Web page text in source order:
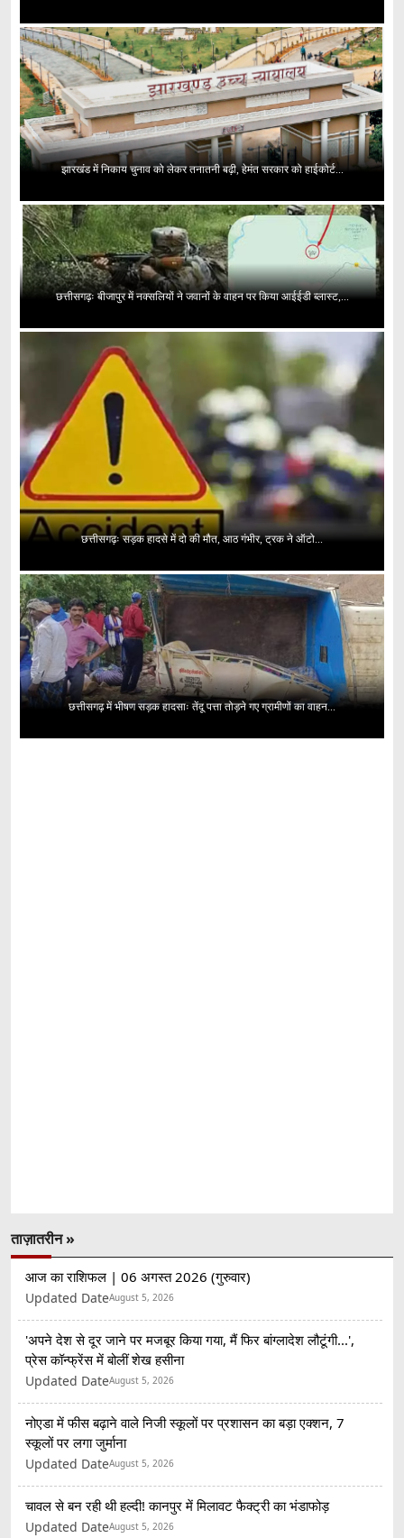
झारखंड में निकाय चुनाव को लेकर तनातनी बढ़ी, हेमंत सरकार को हाईकोर्ट...
छत्तीसगढ़ः बीजापुर में नक्सलियों ने जवानों के वाहन पर किया आईईडी ब्लास्ट,...
छत्तीसगढ़ः सड़क हादसे में दो की मौत, आठ गंभीर, ट्रक ने ऑटो...
छत्तीसगढ़ में भीषण सड़क हादसाः तेंदू पत्ता तोड़ने गए ग्रामीणों का वाहन...
ताज़ातरीन »
आज का राशिफल | 06 अगस्त 2026 (गुरुवार)
Updated DateAugust 5, 2026
'अपने देश से दूर जाने पर मजबूर किया गया, मैं फिर बांग्लादेश लौटूंगी...',
प्रेस कॉन्फ्रेंस में बोलीं शेख हसीना
Updated DateAugust 5, 2026
नोएडा में फीस बढ़ाने वाले निजी स्कूलों पर प्रशासन का बड़ा एक्शन, 7
स्कूलों पर लगा जुर्माना
Updated DateAugust 5, 2026
चावल से बन रही थी हल्दी! कानपुर में मिलावट फैक्ट्री का भंडाफोड़
Updated DateAugust 5, 2026